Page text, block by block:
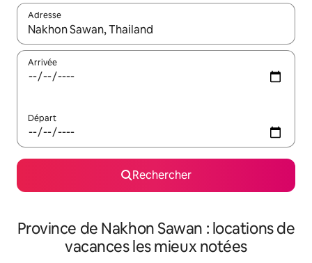
Adresse
Lorsque les résultats s'affichent, utilisez les flèches vers le
Arrivée
Départ
Rechercher
Province de Nakhon Sawan : locations de
vacances les mieux notées